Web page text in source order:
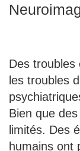
Des troubles
les troubles
Bien que
limités. Des
humains ont